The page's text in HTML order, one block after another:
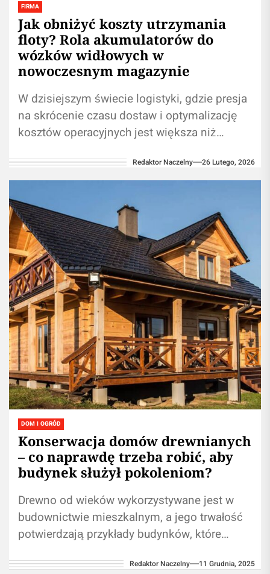
FIRMA
Jak obniżyć koszty utrzymania
floty? Rola akumulatorów do
wózków widłowych w
nowoczesnym magazynie
W dzisiejszym świecie logistyki, gdzie presja
na skrócenie czasu dostaw i optymalizację
kosztów operacyjnych jest większa niż
przed trudnym wyzwaniem. Flota...
Redaktor Naczelny 26 Lutego, 2026
DOM I OGRÓD
Konserwacja domów drewnianych
– co naprawdę trzeba robić, aby
budynek służył pokoleniom?
Drewno od wieków wykorzystywane jest w
budownictwie mieszkalnym, a jego trwałość
potwierdzają przykłady budynków, które
nie jest dziełem przypadku....
Redaktor Naczelny 11 Grudnia, 2025